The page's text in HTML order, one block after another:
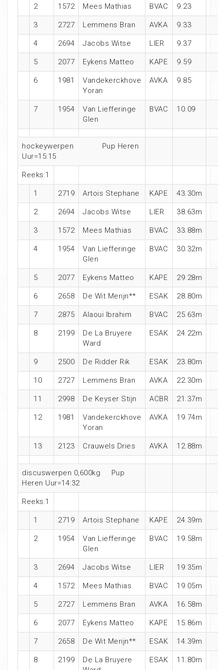
2 1572 Mees Mathias BVAC 9.23
3 2727 Lemmens Bran AVKA 9.33
4 2694 Jacobs Witse LIER 9.37
5 2077 Eykens Matteo KAPE 9.59
6 1981
Vandekerckhove
Yoran
AVKA 9.85
7 1954
Van Liefferinge
Glen
BVAC 10.09
hockeywerpen Pup Heren
Uur=15:15
Reeks:1
1 2719 Artois Stephane KAPE 43.30m
2 2694 Jacobs Witse LIER 38.63m
3 1572 Mees Mathias BVAC 33.88m
4 1954
Van Liefferinge
Glen
BVAC 30.32m
5 2077 Eykens Matteo KAPE 29.28m
6 2658 De Wit Merijn** ESAK 28.80m
7 2875 Alaoui Ibrahim BVAC 25.63m
8 2199
De La Bruyere
Ward
ESAK 24.22m
9 2500 De Ridder Rik ESAK 23.80m
10 2727 Lemmens Bran AVKA 22.30m
11 2998 De Keyser Stijn ACBR 21.37m
12 1981
Vandekerckhove
Yoran
AVKA 19.74m
13 2123 Crauwels Dries AVKA 12.88m
discuswerpen 0,600kg Pup
Heren Uur=14:32
Reeks:1
1 2719 Artois Stephane KAPE 24.39m
2 1954
Van Liefferinge
Glen
BVAC 19.58m
3 2694 Jacobs Witse LIER 19.35m
4 1572 Mees Mathias BVAC 19.05m
5 2727 Lemmens Bran AVKA 16.58m
6 2077 Eykens Matteo KAPE 15.86m
7 2658 De Wit Merijn** ESAK 14.39m
8 2199
De La Bruyere
ESAK 11.80m